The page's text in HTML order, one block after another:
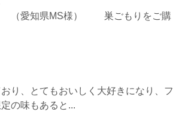
巣ごもりをご購
り、とてもおいしく大好きになり、フ
の味もあると...